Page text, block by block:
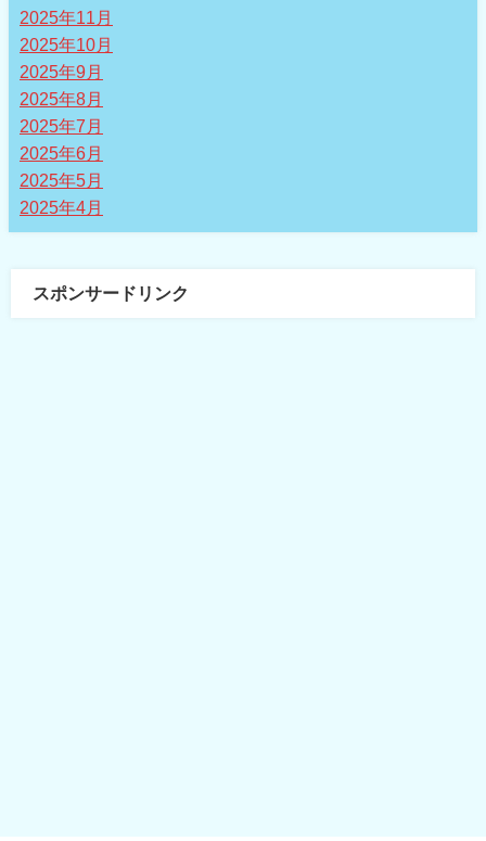
2025年11月
2025年10月
2025年9月
2025年8月
2025年7月
2025年6月
2025年5月
2025年4月
スポンサードリンク